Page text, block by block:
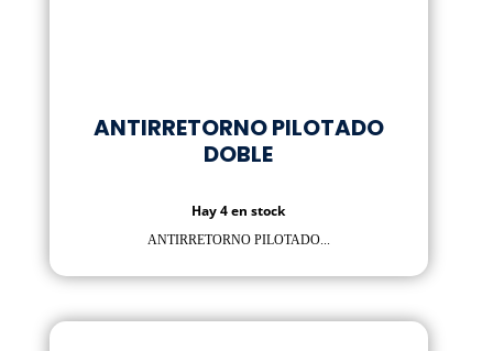
ANTIRRETORNO PILOTADO
DOBLE
Hay 4 en stock
ANTIRRETORNO PILOTADO...